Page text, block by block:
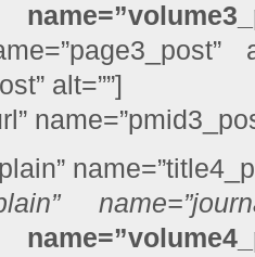
alt=””]